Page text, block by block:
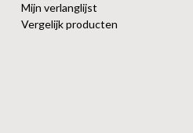
Mijn verlanglijst
Vergelijk producten